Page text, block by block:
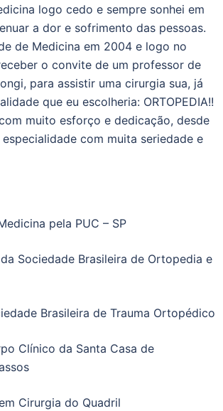
logo cedo e sempre sonhei em
a dor e sofrimento das pessoas.
de Medicina em 2004 e logo no
o convite de um professor de
para assistir uma cirurgia sua, já
que eu escolheria: ORTOPEDIA!!
muito esforço e dedicação, desde
com muita seriedade e
pela PUC – SP
Sociedade Brasileira de Ortopedia e
Brasileira de Trauma Ortopédico
Clínico da Santa Casa de
Cirurgia do Quadril